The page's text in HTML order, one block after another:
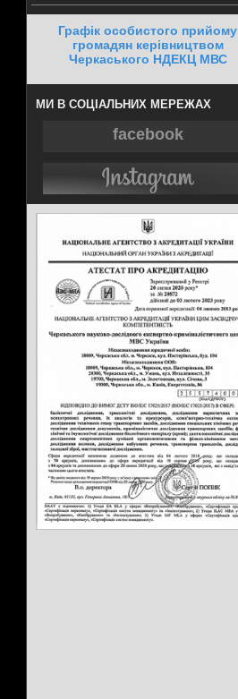
Графік особистого прийому
громадян керівництвом
Черкаського НДЕКЦ МВС
МИ В СОЦІАЛЬНИХ МЕРЕЖАХ
facebook